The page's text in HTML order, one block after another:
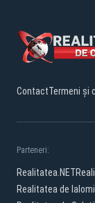
ContactTermeni și
Parteneri:
Realitatea.NET
Realitatea de